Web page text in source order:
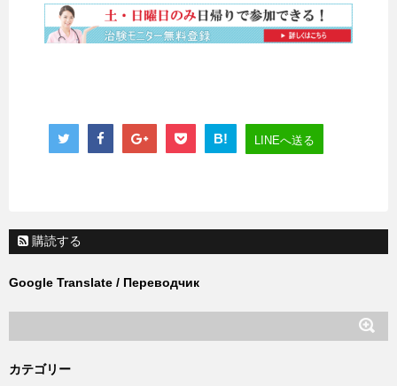
B! LINEへ送る
購読する
Google Translate / Переводчик
カテゴリー